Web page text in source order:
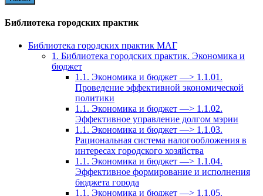
Библиотека городских практик
Библиотека городских практик МАГ
1. Библиотека городских практик. Экономика и
бюджет
1.1. Экономика и бюджет —> 1.1.01.
Проведение эффективной экономической
политики
1.1. Экономика и бюджет —> 1.1.02.
Эффективное управление долгом мэрии
1.1. Экономика и бюджет —> 1.1.03.
Рациональная система налогообложения в
интересах городского хозяйства
1.1. Экономика и бюджет —> 1.1.04.
Эффективное формирование и исполнения
бюджета города
1.1. Экономика и бюджет —> 1.1.05.